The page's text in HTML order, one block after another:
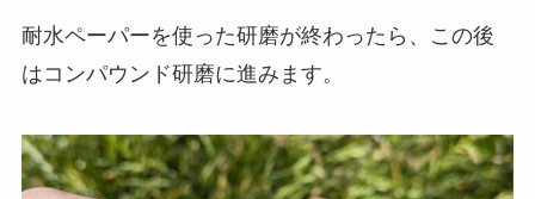
耐水ペーパーを使った研磨が終わったら、この後
はコンパウンド研磨に進みます。